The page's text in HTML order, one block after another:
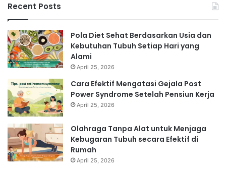
Recent Posts
Pola Diet Sehat Berdasarkan Usia dan
Kebutuhan Tubuh Setiap Hari yang
Alami
April 25, 2026
Cara Efektif Mengatasi Gejala Post
Power Syndrome Setelah Pensiun Kerja
April 25, 2026
Olahraga Tanpa Alat untuk Menjaga
Kebugaran Tubuh secara Efektif di
Rumah
April 25, 2026